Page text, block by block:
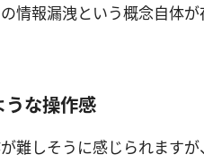
情報漏洩という概念自体が
な操作感
難しそうに感じられます